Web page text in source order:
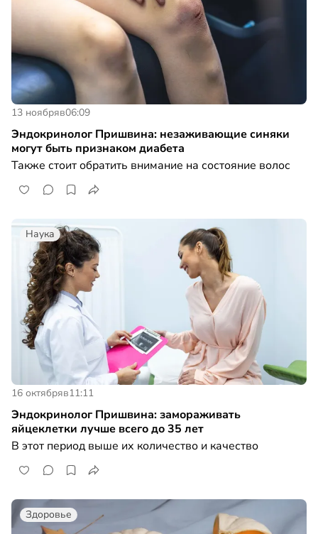
13 ноябряв06:09
Эндокринолог Пришвина: незаживающие синяки
могут быть признаком диабета
Также стоит обратить внимание на состояние волос
Наука
16 октябряв11:11
Эндокринолог Пришвина: замораживать
яйцеклетки лучше всего до 35 лет
В этот период выше их количество и качество
Здоровье